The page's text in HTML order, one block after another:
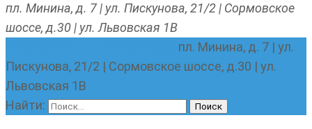
пл. Минина, д. 7 | ул. Пискунова, 21/2 | Сормовское
шоссе, д.30 | ул. Львовская 1В
пл. Минина, д. 7 | ул.
Пискунова, 21/2 | Сормовское шоссе, д.30 | ул.
Львовская 1В
Найти: